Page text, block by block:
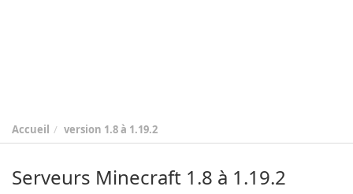
Accueil version 1.8 à 1.19.2
Serveurs Minecraft 1.8 à 1.19.2